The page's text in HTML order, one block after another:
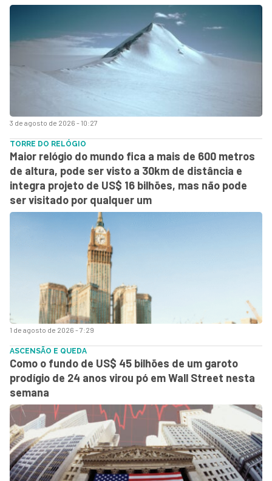
3 de agosto de 2026 - 10:27
1 de agosto de 2026 - 7:29
TORRE DO RELÓGIO
Maior relógio do mundo fica a mais de 600 metros
de altura, pode ser visto a 30km de distância e
integra projeto de US$ 16 bilhões, mas não pode
ser visitado por qualquer um
ASCENSÃO E QUEDA
Como o fundo de US$ 45 bilhões de um garoto
prodígio de 24 anos virou pó em Wall Street nesta
semana